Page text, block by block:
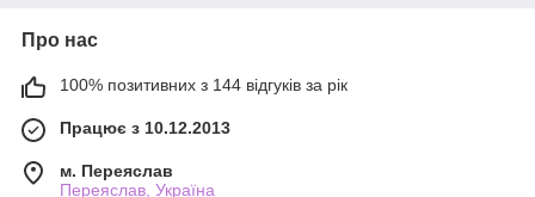
Про нас
100% позитивних з 144 відгуків за рік
Працює з 10.12.2013
м. Переяслав
Переяслав, Україна